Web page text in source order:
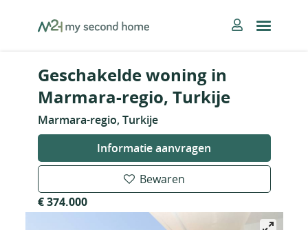
MySecondHome
Geschakelde woning in
Marmara-regio, Turkije
Marmara-regio, Turkije
Informatie aanvragen
Bewaren
€ 374.000